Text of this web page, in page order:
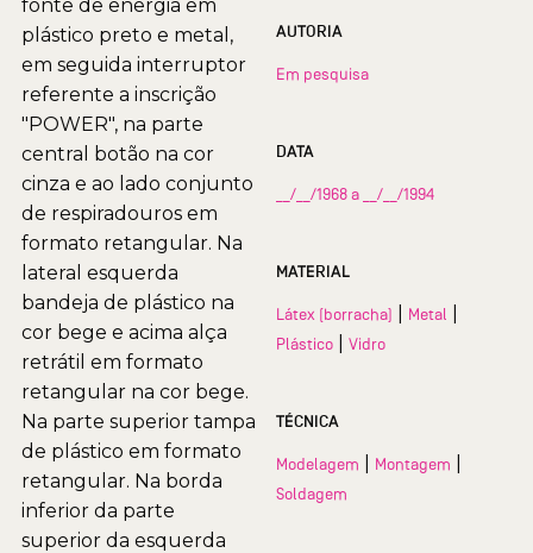
fonte de energia em
plástico preto e metal,
em seguida interruptor
referente a inscrição
"POWER", na parte
central botão na cor
cinza e ao lado conjunto
de respiradouros em
formato retangular. Na
lateral esquerda
bandeja de plástico na
cor bege e acima alça
retrátil em formato
retangular na cor bege.
Na parte superior tampa
de plástico em formato
retangular. Na borda
inferior da parte
superior da esquerda
AUTORIA
Em pesquisa
DATA
__/__/1968 a __/__/1994
MATERIAL
Látex (borracha) Metal
Plástico Vidro
TÉCNICA
Modelagem Montagem
Soldagem